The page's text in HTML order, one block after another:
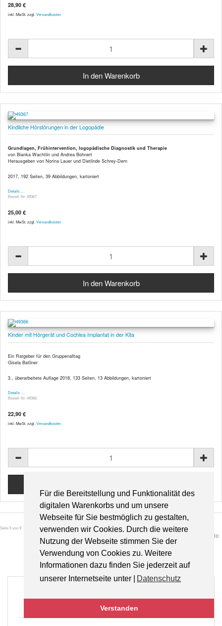
Für die Bereitstellung und Funktionalität des
digitalen Warenkorbs und um unsere
Webseite für Sie bestmöglich zu gestalten,
verwenden wir Cookies. Durch die weitere
Nutzung der Webseite stimmen Sie der
Verwendung von Cookies zu. Weitere
Informationen dazu finden Sie jederzeit auf
unserer Internetseite unter |
Datenschutz
Verstanden
28,90 €
inkl. MwSt. zzgl. Versandkosten
Kindliche Hörstörungen in der Logopädie
Grundlagen, Frühintervention, logopädische Diagnostik und Therapie
von Bianka Wachtlin und Andrea Bohnert
Herausgeben von Norina Lauer und Dietlinde Schrey-Dern
2017, 192 Seiten, 39 Abbildungen, kartoniert
Details …
Bestell-Nr. 49367
25,00 €
inkl. MwSt. zzgl. Versandkosten
Kinder mit Hörgerät und Cochlea Implantat in der Kita
Ein Ratgeber für den Gruppenalltag
Gisela Batliner
3., überarbeitete Auflage 2018, 133 Seiten, 13 Abbildungen, kartoniert
Details …
Bestell-Nr. 49366
22,90 €
inkl. MwSt. zzgl. Versandkosten
Seite 5 von 9
Ende